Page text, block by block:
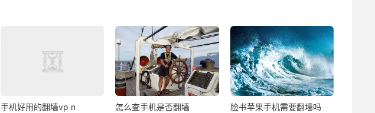
手机好用的翻墙vp n 怎么查手机是否翻墙 脸书苹果手机需要翻墙吗